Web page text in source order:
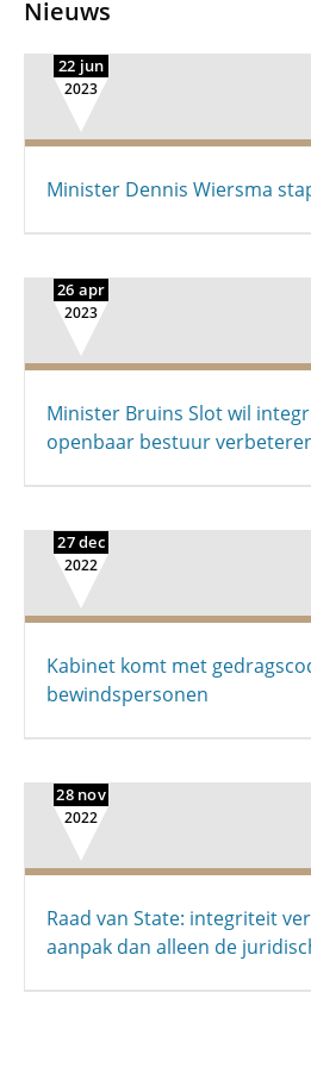
Nieuws
22 jun
2023
Minister Dennis Wiersma
26 apr
2023
Minister Bruins Slot wil
openbaar bestuur
27 dec
2022
Kabinet komt met
bewindspersonen
28 nov
2022
Raad van State: integriteit
aanpak dan alleen de